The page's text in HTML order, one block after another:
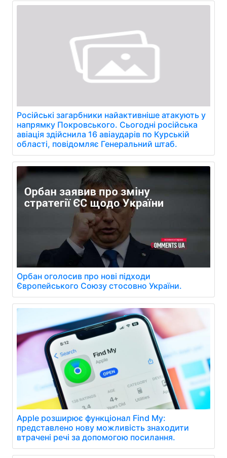
Російські загарбники найактивніше атакують у
напрямку Покровського. Сьогодні російська
авіація здійснила 16 авіаударів по Курській
області, повідомляє Генеральний штаб.
Орбан оголосив про нові підходи
Європейського Союзу стосовно України.
Apple розширює функціонал Find My:
представлено нову можливість знаходити
втрачені речі за допомогою посилання.